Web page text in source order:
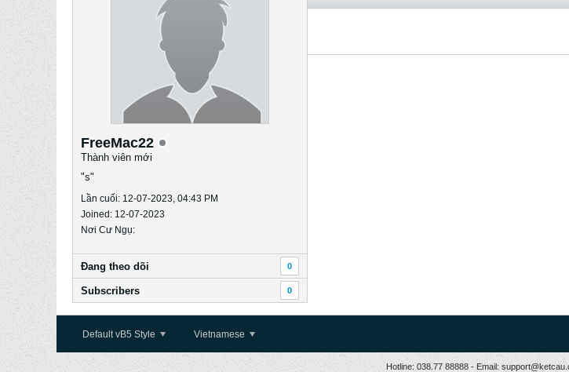
FreeMac22
Thành viên mới
"s"
Lần cuối: 12-07-2023, 04:43 PM
Joined: 12-07-2023
Nơi Cư Ngụ:
Ðang theo dõi 0
Subscribers 0
Default vB5 Style Vietnamese
Hotline: 038.77 88888 - Email: